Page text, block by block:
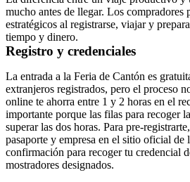
mucho antes de llegar. Los compradores
estratégicos al registrarse, viajar y
tiempo y dinero.
Registro y credenciales
La entrada a la Feria de Cantón es
extranjeros registrados, pero el proceso
online te ahorra entre 1 y 2 horas en el
importante porque las filas para recoger
superar las dos horas. Para pre-
pasaporte y empresa en el sitio oficial de
confirmación para recoger tu credencial
mostradores designados.